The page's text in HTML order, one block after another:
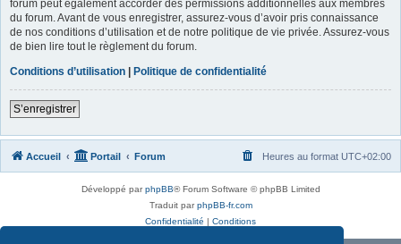
forum peut également accorder des permissions additionnelles aux membres
du forum. Avant de vous enregistrer, assurez-vous d’avoir pris connaissance
de nos conditions d’utilisation et de notre politique de vie privée. Assurez-vous
de bien lire tout le règlement du forum.
Conditions d’utilisation | Politique de confidentialité
S’enregistrer
Accueil Portail Forum Heures au format UTC+02:00
Développé parphpBB® Forum Software © phpBB Limited
Traduit parphpBB-fr.com
Confidentialité | Conditions